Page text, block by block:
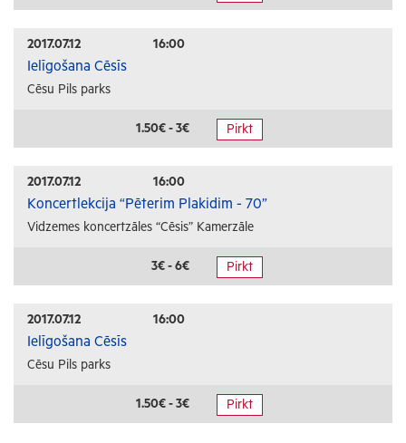
2017.07.12 16:00
Ielīgošana Cēsīs
Cēsu Pils parks
1.50€ - 3€ Pirkt
2017.07.12 16:00
Koncertlekcija “Pēterim Plakidim - 70”
Vidzemes koncertzāles “Cēsis” Kamerzāle
3€ - 6€ Pirkt
2017.07.12 16:00
Ielīgošana Cēsīs
Cēsu Pils parks
1.50€ - 3€ Pirkt